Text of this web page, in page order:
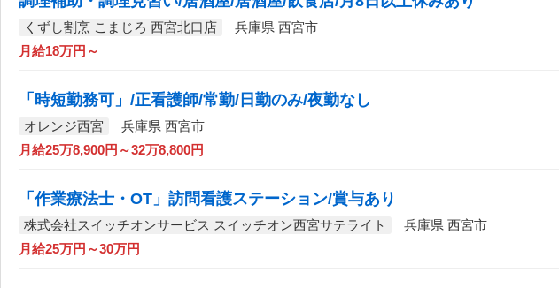
くずし割烹 こまじろ 西宮北口店
兵庫県 西宮市
月給18万円～
「時短勤務可」/正看護師/常勤/日勤のみ/夜勤なし
オレンジ西宮
兵庫県 西宮市
月給25万8,900円～32万8,800円
「作業療法士・OT」訪問看護ステーション/賞与あり
株式会社スイッチオンサービス スイッチオン西宮サテライト
兵庫県 西宮市
月給25万円～30万円